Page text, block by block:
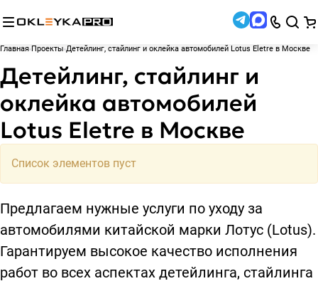
Главная Проекты Детейлинг, стайлинг и оклейка автомобилей Lotus Eletre в Москве
Детейлинг, стайлинг и
оклейка автомобилей
Lotus Eletre в Москве
Список элементов пуст
Предлагаем нужные услуги по уходу за
автомобилями китайской марки Лотус (Lotus).
Гарантируем высокое качество исполнения
работ во всех аспектах детейлинга, стайлинга